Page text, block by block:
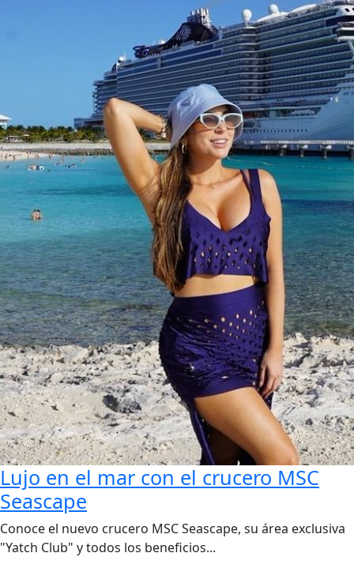
Lujo en el mar con el crucero MSC
Seascape
Conoce el nuevo crucero MSC Seascape, su área exclusiva
"Yatch Club" y todos los beneficios...